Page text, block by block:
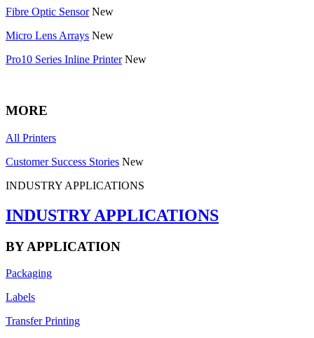
Fibre Optic Sensor New
Micro Lens Arrays New
Pro10 Series Inline Printer New
MORE
All Printers
Customer Success Stories New
INDUSTRY APPLICATIONS
INDUSTRY APPLICATIONS
BY APPLICATION
Packaging
Labels
Transfer Printing